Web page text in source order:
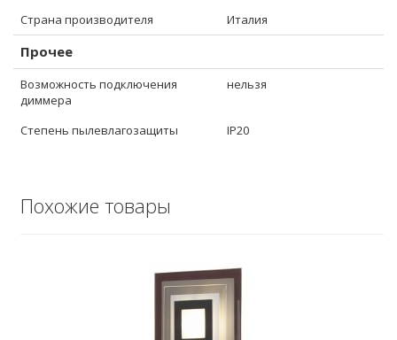
Страна производителя Италия
Прочее
Возможность подключения
диммера
нельзя
Степень пылевлагозащиты IP20
Похожие товары